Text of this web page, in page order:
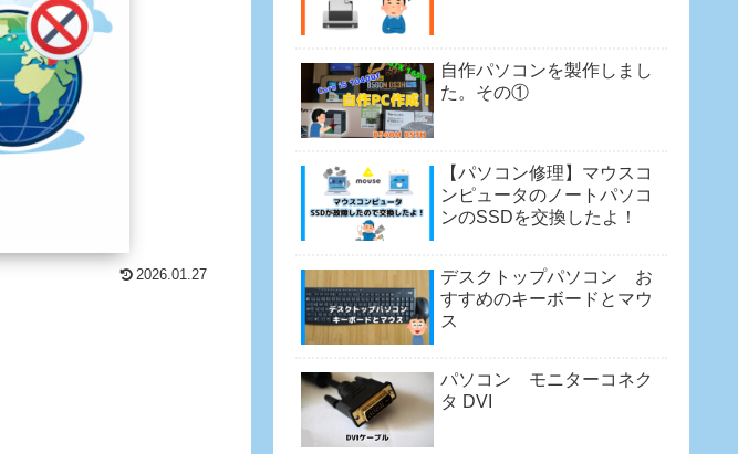
2026.01.27
自作パソコンを製作しまし
た。その①
【パソコン修理】マウスコ
ンピュータのノートパソコ
ンのSSDを交換したよ！
デスクトップパソコン お
すすめのキーボードとマウ
ス
パソコン モニターコネク
タ DVI